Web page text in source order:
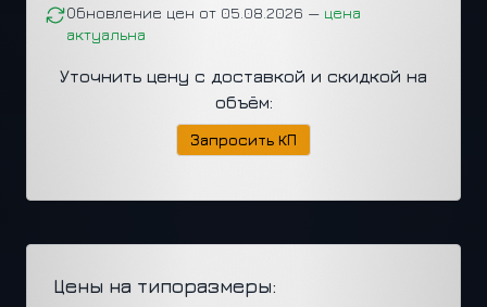
Обновление цен от 05.08.2026 — цена
актуальна
Уточнить цену с доставкой и скидкой на
объём:
Запросить КП
Цены на типоразмеры: